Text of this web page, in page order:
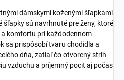
dámskymi koženými šľapkami
šľapky sú navrhnuté pre ženy, ktoré
komfortu pri každodennom
sa prispôsobí tvaru chodidla a
dňa, zatiaľ čo otvorený strih
vzduchu a príjemný pocit aj počas